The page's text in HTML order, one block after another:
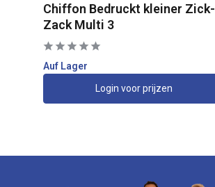
Chiffon Bedruckt kleiner Zick-
Zack Multi 3
Auf Lager
Login voor prijzen